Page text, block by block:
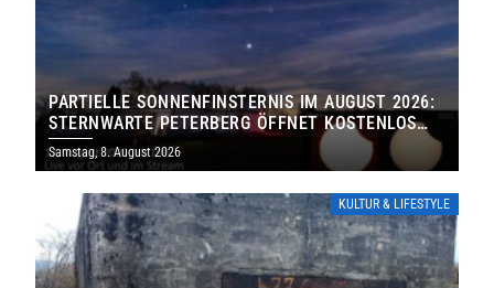
PARTIELLE SONNENFINSTERNIS IM AUGUST 2026:
STERNWARTE PETERBERG ÖFFNET KOSTENLOS
IHRE TORE
Samstag, 8. August 2026
KULTUR & LIFESTYLE